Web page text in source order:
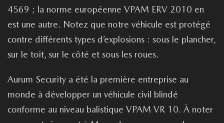
4569 ; la norme européenne VPAM ERV 2010 en
est une autre. Notez que notre véhicule est protégé
contre différents types d’explosions : sous le plancher,
sur le toit, sur le côté et sous les roues.
Aurum Security a été la première entreprise au
monde à développer un véhicule civil blindé
conforme au niveau balistique VPAM VR 10. À noter